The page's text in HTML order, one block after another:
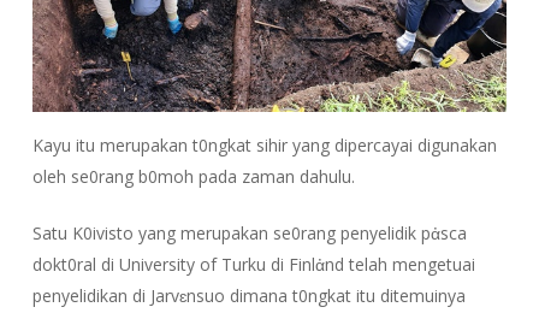
Kayu itu merupakan t0ngkat sihir yang dipercayai digunakan
oleh se0rang b0moh pada zaman dahulu.
Satu K0ivisto yang merupakan se0rang penyelidik pἀsca
dokt0ral di University of Turku di Finlἀnd telah mengetuai
penyelidikan di Jarvɛnsuo dimana t0ngkat itu ditemuinya